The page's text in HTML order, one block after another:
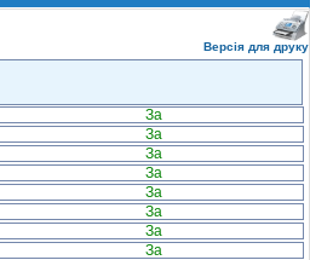
Версія для друку
За
За
За
За
За
За
За
За